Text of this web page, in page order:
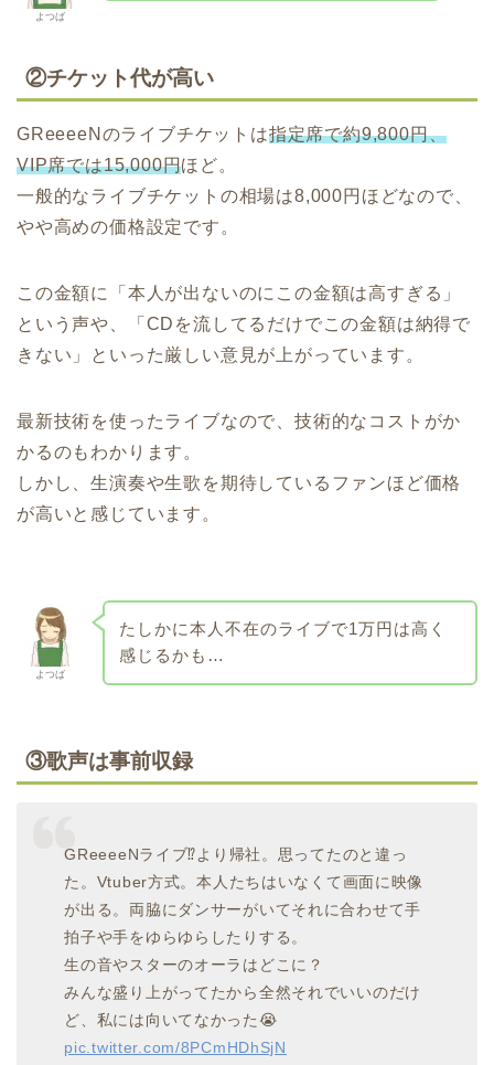
よつば
②チケット代が高い
GReeeeNのライブチケットは指定席で約9,800円、
VIP席では15,000円ほど。
一般的なライブチケットの相場は8,000円ほどなので、
やや高めの価格設定です。
この金額に「本人が出ないのにこの金額は高すぎる」
という声や、「CDを流してるだけでこの金額は納得で
きない」といった厳しい意見が上がっています。
最新技術を使ったライブなので、技術的なコストがか
かるのもわかります。
しかし、生演奏や生歌を期待しているファンほど価格
が高いと感じています。
よつば
たしかに本人不在のライブで1万円は高く
感じるかも…
③歌声は事前収録
GReeeeNライブ⁉より帰社。思ってたのと違っ
た。Vtuber方式。本人たちはいなくて画面に映像
が出る。両脇にダンサーがいてそれに合わせて手
拍子や手をゆらゆらしたりする。
生の音やスターのオーラはどこに？
みんな盛り上がってたから全然それでいいのだけ
ど、私には向いてなかった😭
pic.twitter.com/8PCmHDhSjN